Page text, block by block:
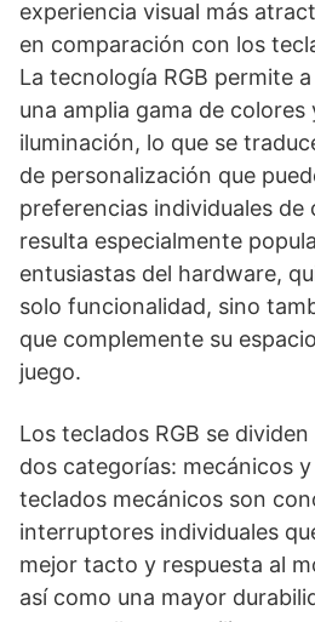
experiencia visual más
en comparación con los
La tecnología RGB permite
una amplia gama de
iluminación, lo que se
de personalización que
preferencias individuales de
resulta especialmente
entusiastas del hardware,
solo funcionalidad, sino
que complemente su
juego.
Los teclados RGB se
dos categorías: mecánicos
teclados mecánicos son
interruptores individuales
mejor tacto y respuesta al
así como una mayor